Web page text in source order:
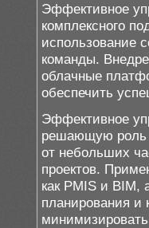
Эффективное
комплексного
использование
команды.
облачные
обеспечить
Эффективное
решающую роль
от небольших
проектов.
как PMIS и BIM,
планирования и